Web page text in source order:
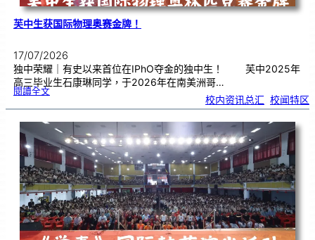
芙中生获国际物理奥赛金牌！
17/07/2026
独中荣耀｜有史以来首位在IPhO夺金的独中生！ 芙中2025年
高三毕业生石康琳同学，于2026年在南美洲哥…
閱讀全文:芙
获
际
物
理
赛
金
牌
！
校内资讯总汇 校闻特区